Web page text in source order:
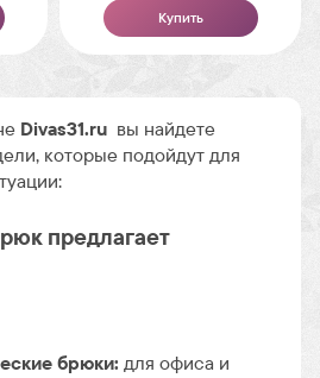
Купить
Divas31.ru вы найдете
которые подойдут для
предлагает
брюки: для офиса и